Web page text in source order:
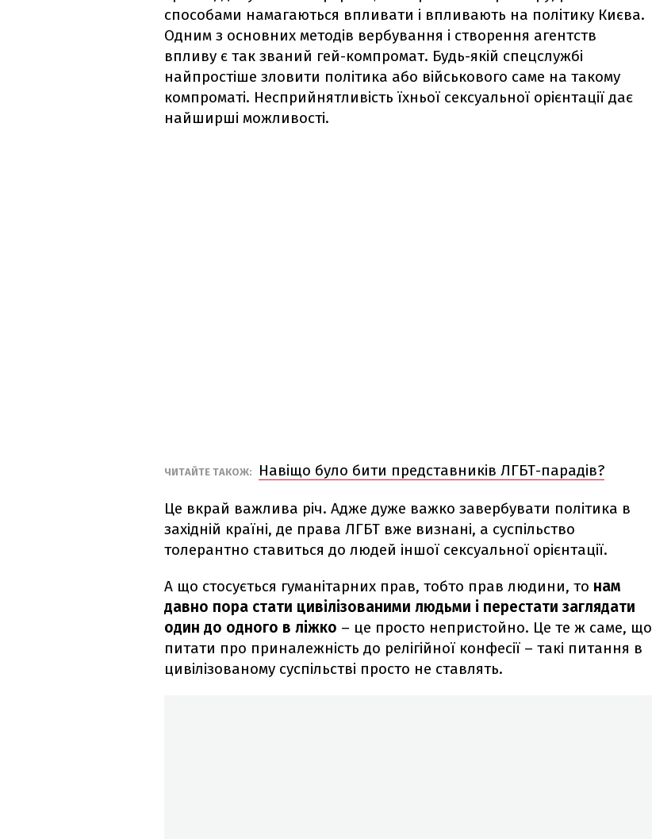
способами намагаються впливати і впливають на політику Києва.
Одним з основних методів вербування і створення агентств
впливу є так званий гей-компромат. Будь-якій спецслужбі
найпростіше зловити політика або військового саме на такому
компроматі. Несприйнятливість їхньої сексуальної орієнтації дає
найширші можливості.
ЧИТАЙТЕ ТАКОЖ: Навіщо було бити представників ЛГБТ-парадів?
Це вкрай важлива річ. Адже дуже важко завербувати політика в
західній країні, де права ЛГБТ вже визнані, а суспільство
толерантно ставиться до людей іншої сексуальної орієнтації.
А що стосується гуманітарних прав, тобто прав людини, то нам
давно пора стати цивілізованими людьми і перестати заглядати
один до одного в ліжко – це просто непристойно. Це те ж саме, що
питати про приналежність до релігійної конфесії – такі питання в
цивілізованому суспільстві просто не ставлять.